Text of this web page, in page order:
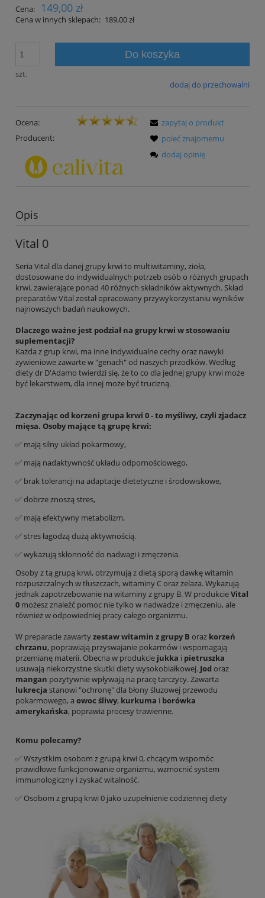
Cena: 149,00 zł
Cena w innych sklepach: 189,00 zł
szt.
Do koszyka
dodaj do przechowalni
Ocena:
Producent:
zapytaj o produkt
poleć znajomemu
dodaj opinię
Opis
Vital 0
Seria Vital dla danej grupy krwi to multiwitaminy, zioła,
dostosowane do indywidualnych potrzeb osób o różnych grupach
krwi, zawierające ponad 40 różnych składników aktywnych. Skład
preparatów Vital został opracowany przywykorzystaniu wyników
najnowszych badań naukowych.
Dlaczego ważne jest podział na grupy krwi w stosowaniu
suplementacji?
Każda z grup krwi, ma inne indywidualne cechy oraz nawyki
żywieniowe zawarte w "genach" od naszych przodków. Według
diety dr D'Adamo twierdzi się, że to co dla jednej grupy krwi może
być lekarstwem, dla innej może być trucizną.
Zaczynając od korzeni grupa krwi 0 - to myśliwy, czyli zjadacz
mięsa. Osoby mające tą grupę krwi:
✅ mają silny układ pokarmowy,
✅ mają nadaktywność układu odpornościowego,
✅ brak tolerancji na adaptacje dietetyczne i środowiskowe,
✅ dobrze znoszą stres,
✅ mają efektywny metabolizm,
✅ stres łagodzą dużą aktywnością.
✅ wykazują skłonność do nadwagi i zmęczenia.
Osoby z tą grupą krwi, otrzymują z dietą sporą dawkę witamin
rozpuszczalnych w tłuszczach, witaminy C oraz żelaza. Wykazują
jednak zapotrzebowanie na witaminy z grupy B. W produkcieVital
0 możesz znaleźć pomoc nie tylko w nadwadze i zmęczeniu, ale
również w odpowiedniej pracy całego organizmu.
W preparacie zawartyzestaw witamin z grupy B oraz korzeń
chrzanu, poprawiają przyswajanie pokarmów i wspomagają
przemianę materii. Obecna w produkcie jukka i pietruszka
usuwają niekorzystne skutki diety wysokobiałkowej. Jodoraz
mangan pozytywnie wpływają na pracę tarczycy. Zawarta
lukrecja stanowi "ochronę" dla błony śluzowej przewodu
pokarmowego, a owoc śliwy, kurkuma i borówka
amerykańska, poprawia procesy trawienne.
Komu polecamy?
✅ Wszystkim osobom z grupą krwi 0, chcącym wspomóc
prawidłowe funkcjonowanie organizmu, wzmocnić system
immunologiczny i zyskać witalność.
✅ Osobom z grupą krwi 0 jako uzupełnienie codziennej diety